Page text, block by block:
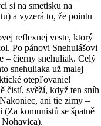
si na smetisku na
a vyzerá to, že pointu
reflexnej veste, ktorý
Po pánovi Snehulášovi
– čierny snehuliak. Celý
snehuliaka už malej
otepľovanie!
čistí, svěží, když ten sníh
ani tie zimy –
komunistů se špatně